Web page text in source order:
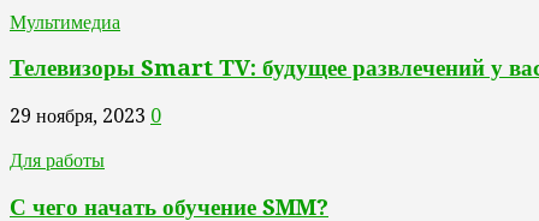
Мультимедиа
Телевизоры Smart TV: будущее развлечений у
29 ноября, 2023 0
Для работы
С чего начать обучение SMM?